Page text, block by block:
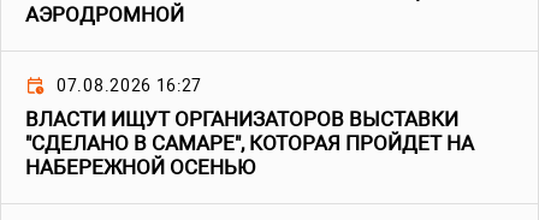
АЭРОДРОМНОЙ
07.08.2026 16:27
ВЛАСТИ ИЩУТ ОРГАНИЗАТОРОВ ВЫСТАВКИ
"СДЕЛАНО В САМАРЕ", КОТОРАЯ ПРОЙДЕТ НА
НАБЕРЕЖНОЙ ОСЕНЬЮ